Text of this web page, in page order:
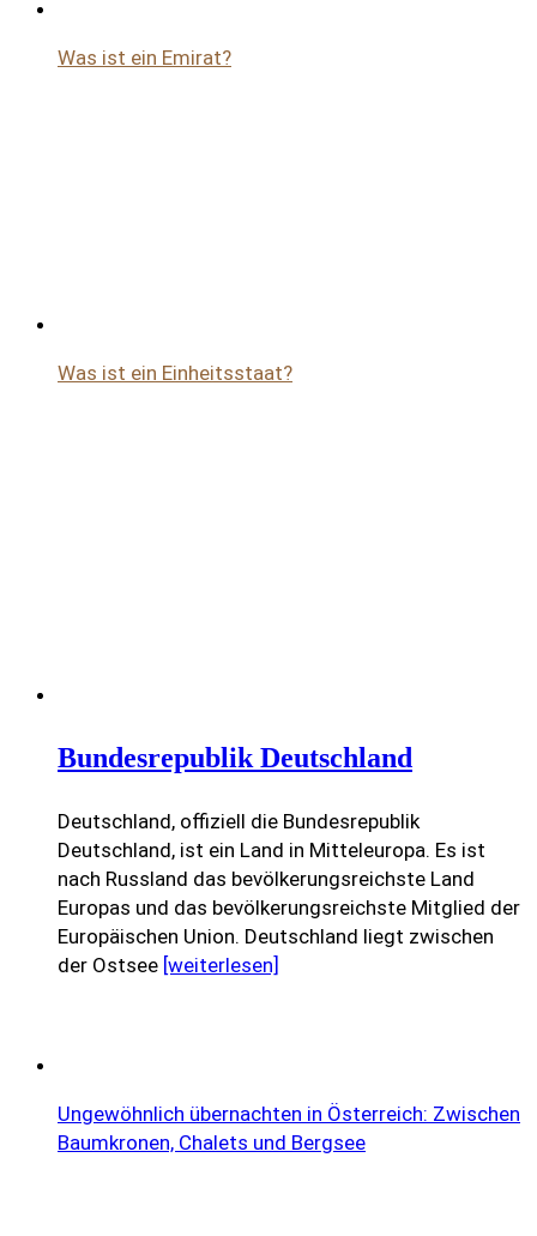
Was ist ein Emirat?
Was ist ein Einheitsstaat?
Bundesrepublik Deutschland
Deutschland, offiziell die Bundesrepublik
Deutschland, ist ein Land in Mitteleuropa. Es ist
nach Russland das bevölkerungsreichste Land
Europas und das bevölkerungsreichste Mitglied der
Europäischen Union. Deutschland liegt zwischen
der Ostsee [weiterlesen]
Ungewöhnlich übernachten in Österreich: Zwischen
Baumkronen, Chalets und Bergsee